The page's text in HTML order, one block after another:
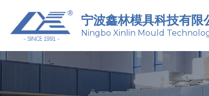
宁波鑫林模具科技有限
Ningbo Xinlin Mould